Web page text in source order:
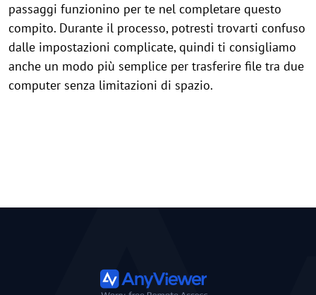
passaggi funzionino per te nel completare questo
compito. Durante il processo, potresti trovarti confuso
dalle impostazioni complicate, quindi ti consigliamo
anche un modo più semplice per trasferire file tra due
computer senza limitazioni di spazio.